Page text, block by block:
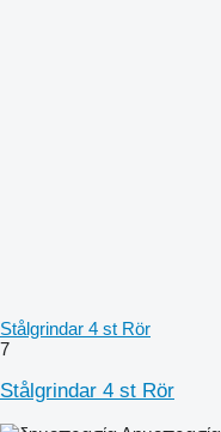
Stålgrindar 4 st Rör
7
Stålgrindar 4 st Rör